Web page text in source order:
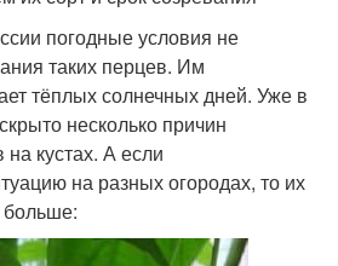
погодные условия не
таких перцев. Им
тёплых солнечных дней. Уже в
несколько причин
кустах. А если
на разных огородах, то их
больше: